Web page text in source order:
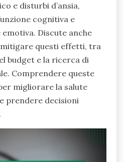
e disturbi d’ansia,
cognitiva e
Discute anche
questi effetti, tra
budget e la ricerca di
Comprendere queste
migliorare la salute
prendere decisioni